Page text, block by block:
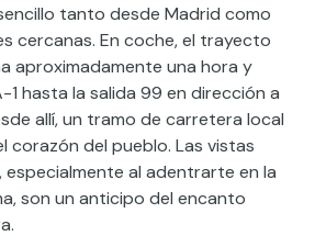
tanto desde Madrid como
cercanas. En coche, el trayecto
aproximadamente una hora y
1 hasta la salida 99 en dirección a
allí, un tramo de carretera local
corazón del pueblo. Las vistas
al adentrarte en la
son un anticipo del encanto